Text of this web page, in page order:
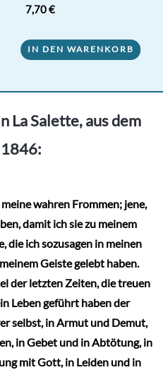
Bewertet mit
5.00
7,70€
IN DEN WARENKORB
La Salette, aus dem
wahren Frommen; jene,
damit ich sie zu meinem
die ich sozusagen in meinen
Geiste gelebt haben.
der letzten Zeiten, die treuen
Leben geführt haben der
selbst, in Armut und Demut,
in Gebet und in Abtötung, in
mit Gott, in Leiden und in